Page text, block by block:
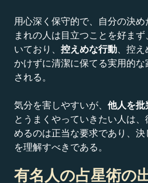
用心深く保守的で、自分の決め
まれの人は目立つことを好まず
いており、 控えめな行動、控え
かけずに清潔に保てる実用的な
される。
気分を害しやすいが、 他人を批
とうまくやっていきたい人は、
めるのは正当な要求であり、決
を理解すべきである。
有名人の占星術の